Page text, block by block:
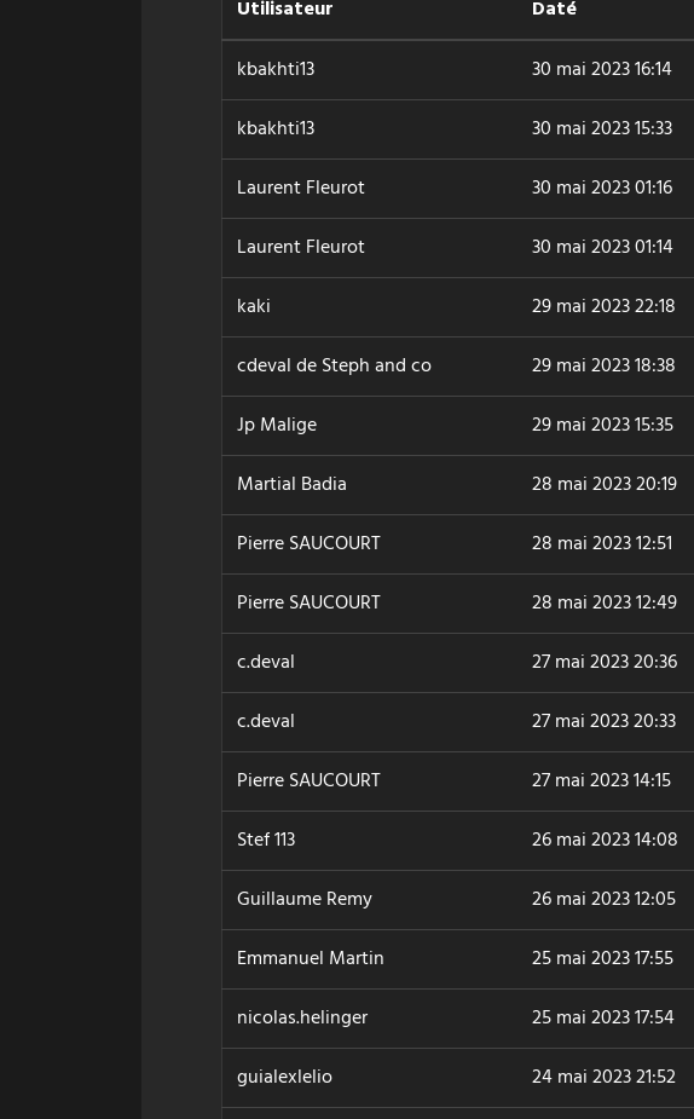
Utilisateur Daté
kbakhti13
30 mai 2023 16:14
kbakhti13
30 mai 2023 15:33
Laurent Fleurot
30 mai 2023 01:16
Laurent Fleurot
30 mai 2023 01:14
kaki
29 mai 2023 22:18
cdeval de Steph and co
29 mai 2023 18:38
Jp Malige
29 mai 2023 15:35
Martial Badia
28 mai 2023 20:19
Pierre SAUCOURT
28 mai 2023 12:51
Pierre SAUCOURT
28 mai 2023 12:49
c.deval
27 mai 2023 20:36
c.deval
27 mai 2023 20:33
Pierre SAUCOURT
27 mai 2023 14:15
Stef 113
26 mai 2023 14:08
Guillaume Remy
26 mai 2023 12:05
Emmanuel Martin
25 mai 2023 17:55
nicolas.helinger
25 mai 2023 17:54
guialexlelio
24 mai 2023 21:52